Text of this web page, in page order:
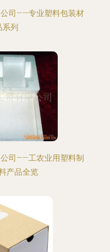
司——专业塑料包装材
系列
司——工农业用塑料制
产品全览